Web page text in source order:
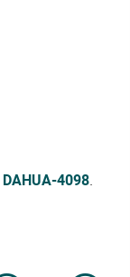
DAHUA-4098.